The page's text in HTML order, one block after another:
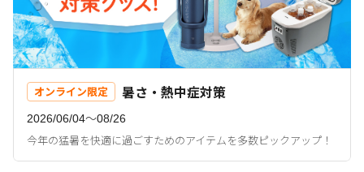
オンライン限定 暑さ・熱中症対策
2026/06/04〜08/26
今年の猛暑を快適に過ごすためのアイテムを多数ピックアップ！